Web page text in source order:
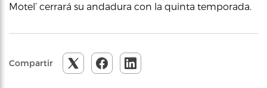
Motel’ cerrará su andadura con la quinta temporada.
Compartir